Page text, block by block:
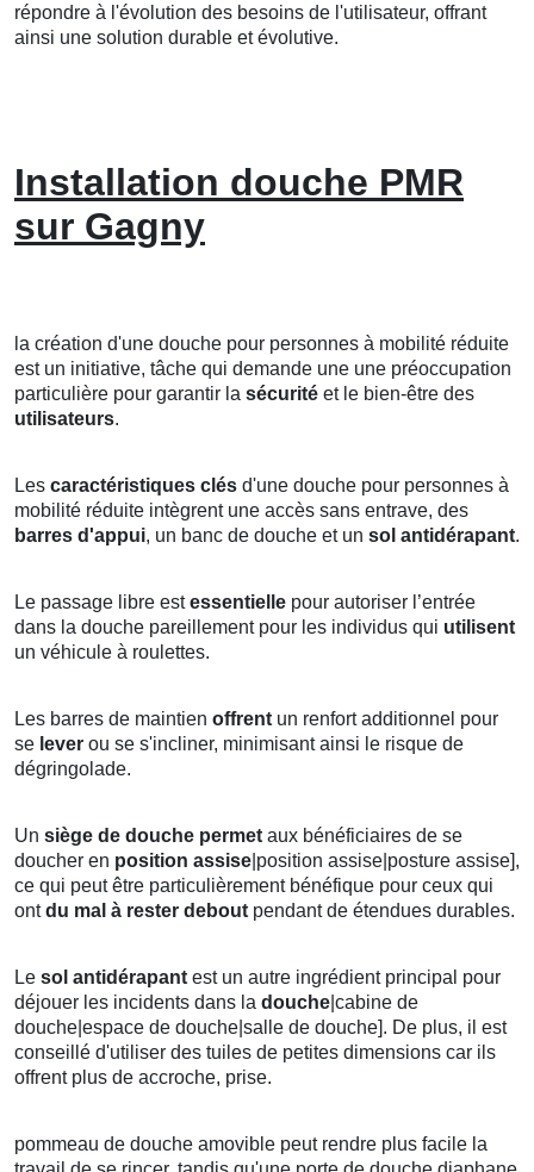
répondre à l'évolution des besoins de l'utilisateur, offrant
ainsi une solution durable et évolutive.
Installation douche PMR
sur Gagny
la création d'une douche pour personnes à mobilité réduite
est un initiative, tâche qui demande une une préoccupation
particulière pour garantir la sécurité et le bien-être des
utilisateurs.
Les caractéristiques clés d'une douche pour personnes à
mobilité réduite intègrent une accès sans entrave, des
barres d'appui, un banc de douche et un sol antidérapant.
Le passage libre estessentielle pour autoriser l’entrée
dans la douche pareillement pour les individus qui utilisent
un véhicule à roulettes.
Les barres de maintien offrent un renfort additionnel pour
se lever ou se s'incliner, minimisant ainsi le risque de
dégringolade.
Un siège de douche permet aux bénéficiaires de se
doucher en position assise |position assise|posture assise],
ce qui peut être particulièrement bénéfique pour ceux qui
ontdu mal à rester debout pendant de étendues durables.
Le sol antidérapant est un autre ingrédient principal pour
déjouer les incidents dans la douche |cabine de
douche|espace de douche|salle de douche]. De plus, il est
conseillé d'utiliser des tuiles de petites dimensions car ils
offrent plus de accroche, prise.
pommeau de douche amovible peut rendre plus facile la